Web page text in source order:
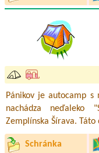
Pánikov je autocamp
nachádza neďaleko
Zemplínska Šírava. Táto
Schránka